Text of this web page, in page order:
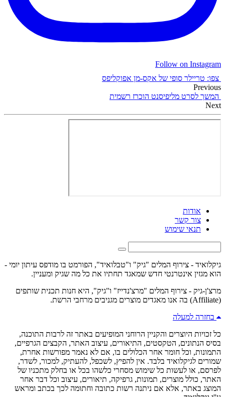
Follow on Instagram
צפו: טריילר סופי של אקס-מן אפוקליפס
Previous
המשך לסרט מליפיסנט הוכרז רשמית
Next
אודות
צור קשר
תנאי שימוש
גיקלואיד - צירוף המלים "גיק" ו"טבלואיד", הפורמט בו מודפס עיתון יומי -
הוא מגזין אינטרנטי חדש שמאגד תחתיו את כל מה שגיק ומעניין.
מרצ'ן-גיק - צירוף המלים "מרצ'נדייז" ו"גיק", היא חנות תכנית שותפים
(Affiliate) בה אנו מאגדים מוצרים מגניבים מרחבי הרשת.
בחזרה למעלה
כל זכויות היוצרים והקניין הרוחני המופיעים באתר זה לרבות התוכנה,
בסיס הנתונים, הטקסטים, התיאורים, עיצוב האתר, הקבצים הגרפיים,
התמונות, וכל חומר אחר הכלולים בו, אם לא נאמר מפורשות אחרת,
שמורים לגיקלואיד בלבד. אין להפיץ, לשכפל, להעתיק, למכור, לשדר,
לפרסם, או לעשות כל שימוש מסחרי כלשהו בכל או בחלק מתכניו של
האתר, כולל מוצרים, תמונות, גרפיקה, תיאורים, עיצוב וכל דבר אחר
המוצג באתר, אלא אם ניתנה רשות כתובה וחתומה לכך בכתב ומראש